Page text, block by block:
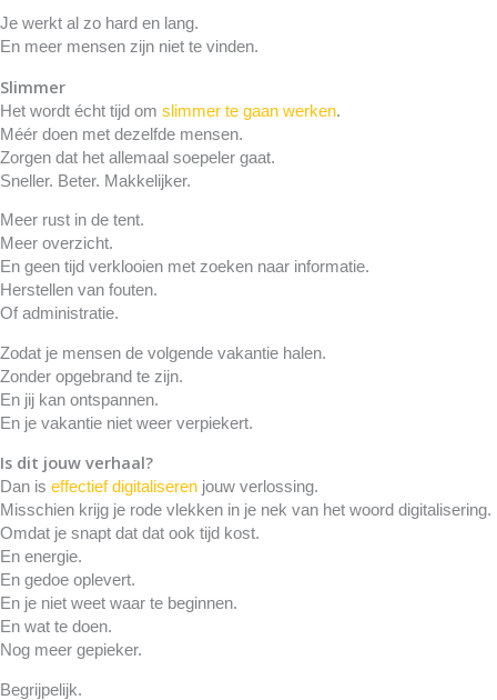
Je werkt al zo hard en lang.
En meer mensen zijn niet te vinden.
Slimmer
Het wordt écht tijd om slimmer te gaan werken.
Méér doen met dezelfde mensen.
Zorgen dat het allemaal soepeler gaat.
Sneller. Beter. Makkelijker.
Meer rust in de tent.
Meer overzicht.
En geen tijd verklooien met zoeken naar informatie.
Herstellen van fouten.
Of administratie.
Zodat je mensen de volgende vakantie halen.
Zonder opgebrand te zijn.
En jij kan ontspannen.
En je vakantie niet weer verpiekert.
Is dit jouw verhaal?
Dan is effectief digitaliseren jouw verlossing.
Misschien krijg je rode vlekken in je nek van het woord digitalisering.
Omdat je snapt dat dat ook tijd kost.
En energie.
En gedoe oplevert.
En je niet weet waar te beginnen.
En wat te doen.
Nog meer gepieker.
Begrijpelijk.